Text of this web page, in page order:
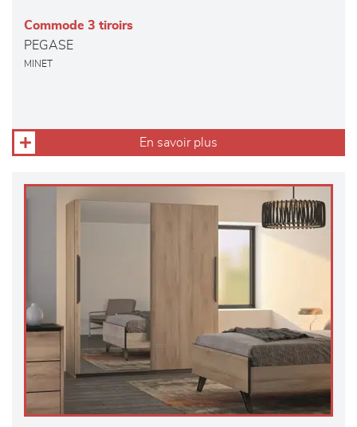
Commode 3 tiroirs
PEGASE
MINET
En savoir plus